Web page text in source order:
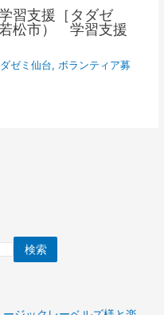
習支援［タダゼ
松市） 学習支援
ゼミ仙台, ボランティア募
検索